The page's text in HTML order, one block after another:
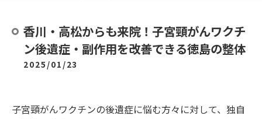
香川・高松からも来院！子宮頸がんワクチ
ン後遺症・副作用を改善できる徳島の整体
2025/01/23
子宮頸がんワクチンの後遺症に悩む方々に対して、独自